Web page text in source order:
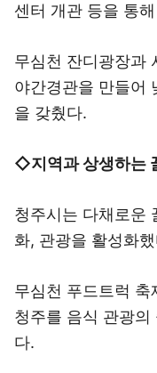
센터 개관 등을 통
무심천 잔디광장과
야간경관을 만들어
을 갖췄다.
◇지역과 상생하는
청주시는 다채로운
화, 관광을 활성화
무심천 푸드트럭
청주를 음식 관광의
다.